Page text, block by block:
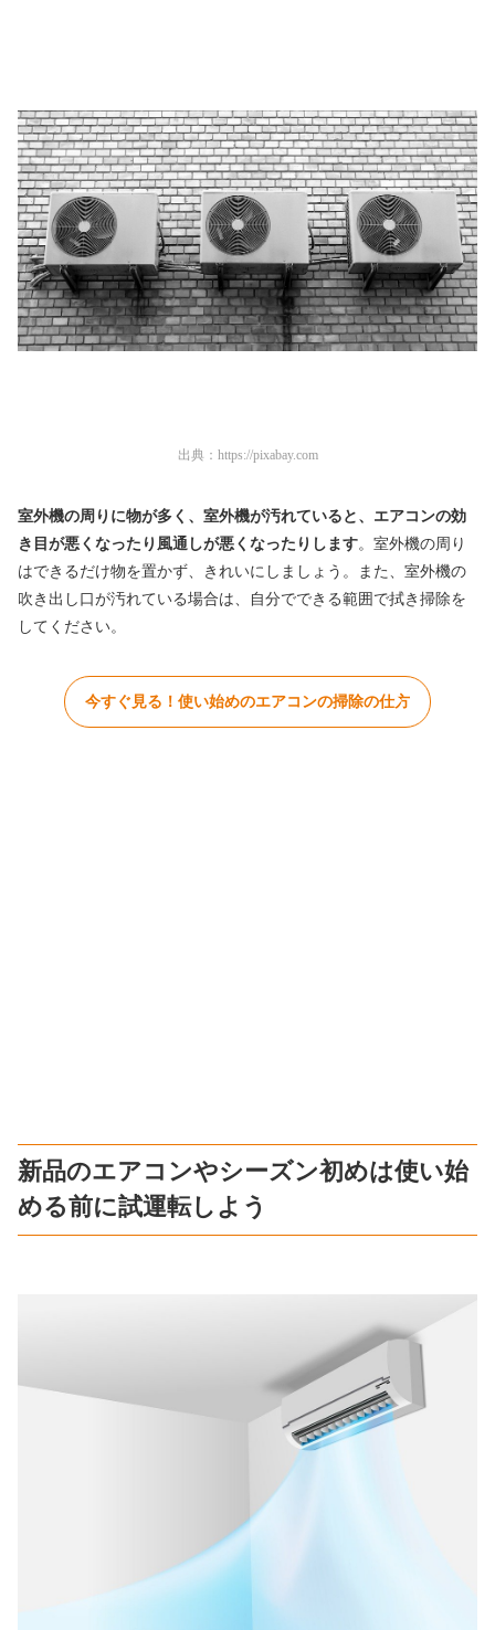
出典： https://pixabay.com
室外機の周りに物が多く、室外機が汚れていると、エアコンの効
き目が悪くなったり風通しが悪くなったりします。室外機の周り
はできるだけ物を置かず、きれいにしましょう。また、室外機の
吹き出し口が汚れている場合は、自分でできる範囲で拭き掃除を
してください。
今すぐ見る！使い始めのエアコンの掃除の仕方
新品のエアコンやシーズン初めは使い始
める前に試運転しよう